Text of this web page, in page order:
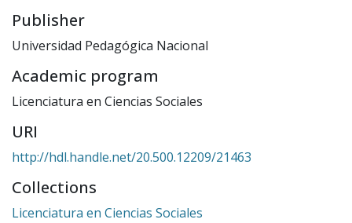
Publisher
Universidad Pedagógica Nacional
Academic program
Licenciatura en Ciencias Sociales
URI
http://hdl.handle.net/20.500.12209/21463
Collections
Licenciatura en Ciencias Sociales